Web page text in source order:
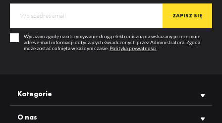
Wyrażam zgodę na otrzymywanie drogą elektroniczną na wskazany przeze mnie
adres e-mail informacji dotyczących świadczonych przez Administratora. Zgoda
może zostać cofnięta w każdym czasie. Polityka prywatności
Kategorie
O nas